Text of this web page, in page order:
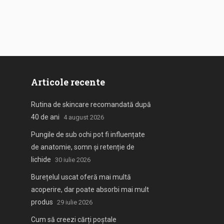
Articole recente
Rutina de skincare recomandată după
40 de ani
4 august 2026
Pungile de sub ochi pot fi influențate
de anatomie, somn și retenție de
lichide 30 iulie 2026
Burețelul uscat oferă mai multă
acoperire, dar poate absorbi mai mult
produs 29 iulie 2026
Cum să creezi cărți poștale